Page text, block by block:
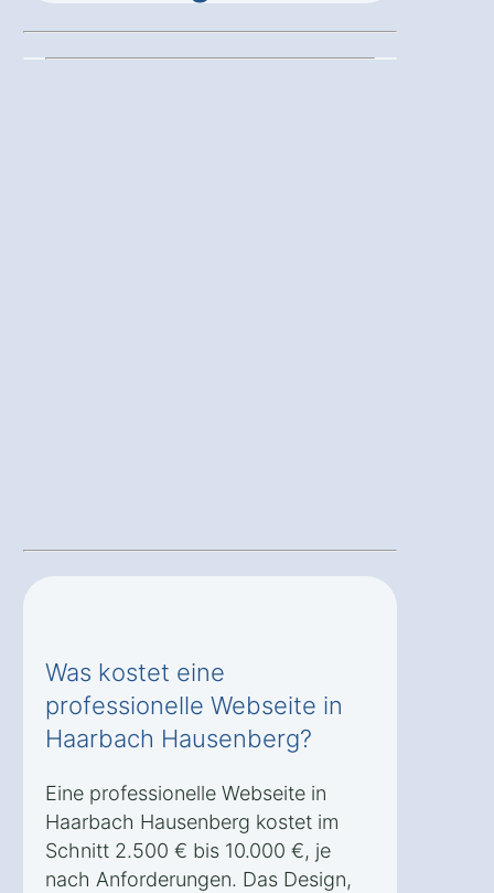
Was kostet eine
professionelle Webseite in
Haarbach Hausenberg?
Eine professionelle Webseite in
Haarbach Hausenberg kostet im
Schnitt 2.500 € bis 10.000 €, je
nach Anforderungen. Das Design,